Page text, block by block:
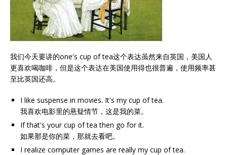
我们今天要讲的one's cup of tea这个表达虽然来自英国，美国人
更喜欢喝咖啡，但是这个表达在美国使用得也很普遍，使用频率甚
至比英国还高。
I like suspense in movies. It's my cup of tea.
我喜欢电影里的悬疑情节，这是我的菜。
If that's your cup of tea then go for it.
如果那是你的菜，那就去看吧。
I realize computer games are really my cup of tea.